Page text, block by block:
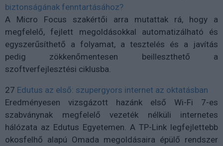
biztonságának fenntartásához?
A Micro Focus szakértői arra mutattak rá, hogy a
megfelelő, fejlett megoldásokkal automatizálható és
egyszerűsíthető a folyamat, a tesztelés és a javítás
pedig zökkenőmentesen beilleszthető a
szoftverfejlesztési ciklusba.
27 Edutus az első: szupergyors internet az oktatásban
Eredményesen vizsgázott hazánk első Wi-Fi 7-es
szabványnak megfelelő vezeték nélküli internetes
hálózata az Edutus Egyetemen. A TP-Link legfejlettebb
okosfelhő alapú Omada megoldásaira épülő rendszer